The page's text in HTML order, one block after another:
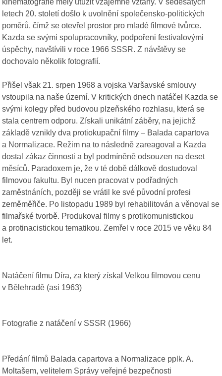
kinematografie měly utužit vzájemné vztahy. V šedesátých
letech 20. století došlo k uvolnění společensko-politických
poměrů, čímž se otevřel prostor pro mladé filmové tvůrce.
Kazda se svými spolupracovníky, podpořeni festivalovými
úspěchy, navštívili v roce 1966 SSSR. Z návštěvy se
dochovalo několik fotografií.
Přišel však 21. srpen 1968 a vojska Varšavské smlouvy
vstoupila na naše území. V kritických dnech natáčel Kazda se
svými kolegy před budovou plzeňského rozhlasu, která se
stala centrem odporu. Získali unikátní záběry, na jejichž
základě vznikly dva protiokupační filmy – Balada capartova
a Normalizace. Režim na to následně zareagoval a Kazda
dostal zákaz činnosti a byl podmíněně odsouzen na deset
měsíců. Paradoxem je, že v té době dálkově dostudoval
filmovou fakultu. Byl nucen pracovat v podřadných
zaměstnáních, později se vrátil ke své původní profesi
zeměměřiče. Po listopadu 1989 byl rehabilitován a věnoval se
filmařské tvorbě. Produkoval filmy s protikomunistickou
a protinacistickou tematikou. Zemřel v roce 2015 ve věku 84
let.
Natáčení filmu Díra, za který získal Velkou filmovou cenu
v Bělehradě (asi 1963)
Fotografie z natáčení v SSSR (1966)
Předání filmů Balada capartova a Normalizace pplk. A.
Moltašem, velitelem Správy veřejné bezpečnosti